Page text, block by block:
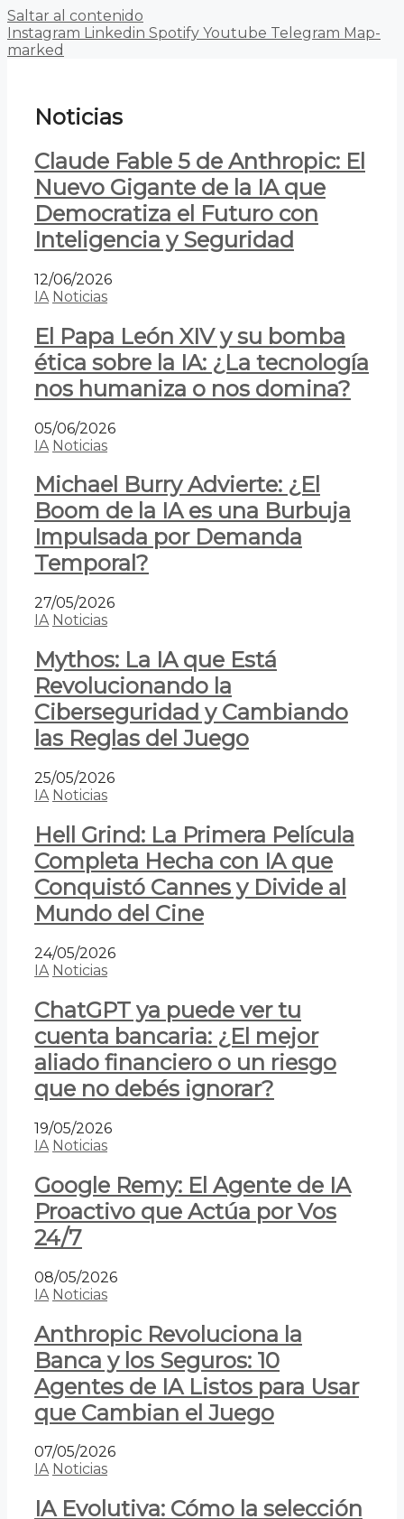
Saltar al contenido
Instagram Linkedin Spotify Youtube Telegram Map-
marked
Noticias
Claude Fable 5 de Anthropic: El
Nuevo Gigante de la IA que
Democratiza el Futuro con
Inteligencia y Seguridad
12/06/2026
IA Noticias
El Papa León XIV y su bomba
ética sobre la IA: ¿La tecnología
nos humaniza o nos domina?
05/06/2026
IA Noticias
Michael Burry Advierte: ¿El
Boom de la IA es una Burbuja
Impulsada por Demanda
Temporal?
27/05/2026
IA Noticias
Mythos: La IA que Está
Revolucionando la
Ciberseguridad y Cambiando
las Reglas del Juego
25/05/2026
IA Noticias
Hell Grind: La Primera Película
Completa Hecha con IA que
Conquistó Cannes y Divide al
Mundo del Cine
24/05/2026
IA Noticias
ChatGPT ya puede ver tu
cuenta bancaria: ¿El mejor
aliado financiero o un riesgo
que no debés ignorar?
19/05/2026
IA Noticias
Google Remy: El Agente de IA
Proactivo que Actúa por Vos
24/7
08/05/2026
IA Noticias
Anthropic Revoluciona la
Banca y los Seguros: 10
Agentes de IA Listos para Usar
que Cambian el Juego
07/05/2026
IA Noticias
IA Evolutiva: Cómo la selección